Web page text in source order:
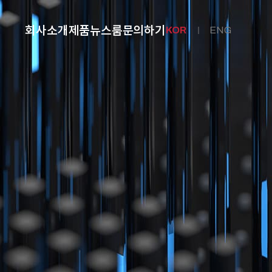
회사소개 제품뉴스룸문의하기 KOR ENG